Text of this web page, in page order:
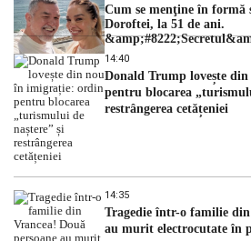
Cum se menţine în formă
Doroftei, la 51 de ani.
dezvăluit
14:40
Donald Trump lovește
pentru blocarea
restrângerea cetățeniei
14:35
Tragedie într-o familie din
au murit electrocutate în